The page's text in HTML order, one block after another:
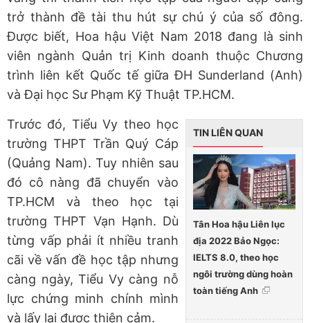
trở thành đề tài thu hút sự chú ý của số đông.
Được biết, Hoa hậu Việt Nam 2018 đang là sinh
viên ngành Quản trị Kinh doanh thuộc Chương
trình liên kết Quốc tế giữa ĐH Sunderland (Anh)
và Đại học Sư Phạm Kỹ Thuật TP.HCM.
TIN LIÊN QUAN
Tân Hoa hậu Liên lục
địa 2022 Bảo Ngọc:
IELTS 8.0, theo học
ngôi trường dùng hoàn
toàn tiếng Anh
Trước đó, Tiểu Vy theo học
trường THPT Trần Quý Cáp
(Quảng Nam). Tuy nhiên sau
đó cô nàng đã chuyển vào
TP.HCM và theo học tại
trường THPT Vạn Hạnh. Dù
từng vấp phải ít nhiều tranh
cãi về vấn đề học tập nhưng
càng ngày, Tiểu Vy càng nỗ
lực chứng minh chính mình
và lấy lại được thiện cảm.